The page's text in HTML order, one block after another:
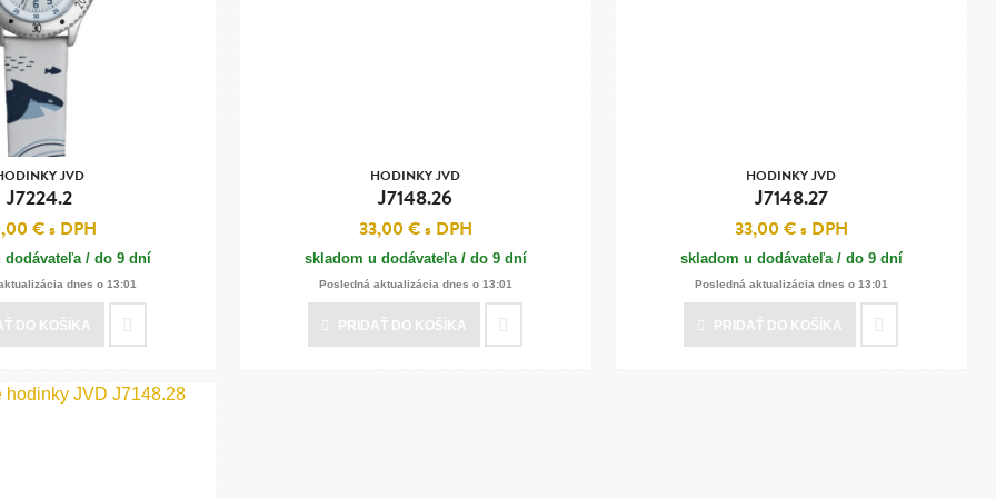
oceľ, silikón,
perla
oceľ, silikón,
oceľ
oceľ
oceľ
JVD
J7224.2
€s DPH
dodávateľa / do 9 dní
dnes o 13:01
DO KOŠÍKA
HODINKY JVD
J7148.26
33,00 €s DPH
skladom u dodávateľa / do 9 dní
Posledná aktualizácia dnes o 13:01
PRIDAŤ DO KOŠÍKA
HODINKY JVD
J7148.27
33,00 €s DPH
skladom u dodávateľa / do 9 dní
Posledná aktualizácia dnes o 13:01
PRIDAŤ DO KOŠÍKA